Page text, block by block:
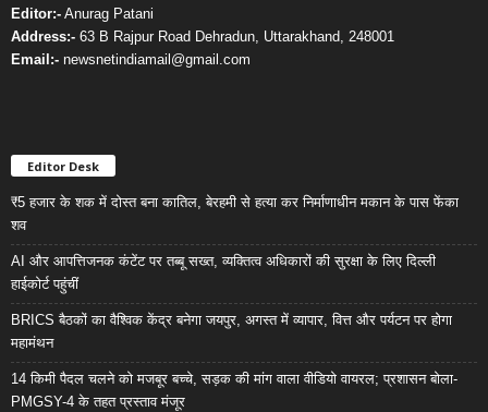
Editor:- Anurag Patani
Address:- 63 B Rajpur Road Dehradun, Uttarakhand, 248001
Email:- newsnetindiamail@gmail.com
Editor Desk
₹5 हजार के शक में दोस्त बना कातिल, बेरहमी से हत्या कर निर्माणाधीन मकान के पास फेंका
शव
AI और आपत्तिजनक कंटेंट पर तब्बू सख्त, व्यक्तित्व अधिकारों की सुरक्षा के लिए दिल्ली
हाईकोर्ट पहुंचीं
BRICS बैठकों का वैश्विक केंद्र बनेगा जयपुर, अगस्त में व्यापार, वित्त और पर्यटन पर होगा
महामंथन
14 किमी पैदल चलने को मजबूर बच्चे, सड़क की मांग वाला वीडियो वायरल; प्रशासन बोला-
PMGSY-4 के तहत प्रस्ताव मंजूर